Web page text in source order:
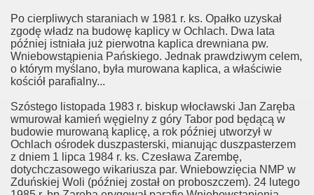
Po cierpliwych staraniach w 1981 r. ks. Opałko uzyskał
zgodę władz na budowę kaplicy w Ochlach. Dwa lata
później istniała już pierwotna kaplica drewniana pw.
Wniebowstąpienia Pańskiego. Jednak prawdziwym celem,
o którym myślano, była murowana kaplica, a właściwie
kościół parafialny...
Szóstego listopada 1983 r. biskup włocławski Jan Zaręba
wmurował kamień węgielny z góry Tabor pod będącą w
budowie murowaną kaplicę, a rok później utworzył w
Ochlach ośrodek duszpasterski, mianując duszpasterzem
z dniem 1 lipca 1984 r. ks. Czesława Zarembę,
dotychczasowego wikariusza par. Wniebowzięcia NMP w
Zduńskiej Woli (później został on proboszczem). 24 lutego